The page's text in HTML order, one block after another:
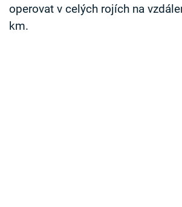
operovat v celých rojích na
km.